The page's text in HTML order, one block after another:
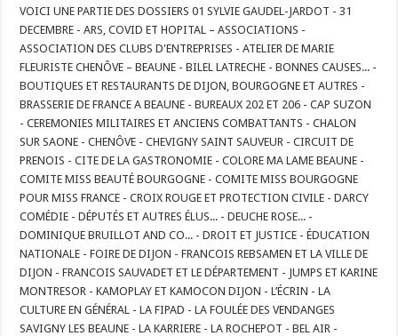
VOICI UNE PARTIE DES DOSSIERS 01 SYLVIE GAUDEL-JARDOT - 31
DECEMBRE - ARS, COVID ET HOPITAL – ASSOCIATIONS -
ASSOCIATION DES CLUBS D'ENTREPRISES - ATELIER DE MARIE
FLEURISTE CHENÔVE – BEAUNE - BILEL LATRECHE - BONNES CAUSES... -
BOUTIQUES ET RESTAURANTS DE DIJON, BOURGOGNE ET AUTRES -
BRASSERIE DE FRANCE A BEAUNE - BUREAUX 202 ET 206 - CAP SUZON
- CEREMONIES MILITAIRES ET ANCIENS COMBATTANTS - CHALON
SUR SAONE - CHENÔVE - CHEVIGNY SAINT SAUVEUR - CIRCUIT DE
PRENOIS - CITE DE LA GASTRONOMIE - COLORE MA LAME BEAUNE -
COMITE MISS BEAUTÉ BOURGOGNE - COMITE MISS BOURGOGNE
POUR MISS FRANCE - CROIX ROUGE ET PROTECTION CIVILE - DARCY
COMÉDIE - DÉPUTÉS ET AUTRES ÉLUS... - DEUCHE ROSE... -
DOMINIQUE BRUILLOT AND CO... - DROIT ET JUSTICE - ÉDUCATION
NATIONALE - FOIRE DE DIJON - FRANCOIS REBSAMEN ET LA VILLE DE
DIJON - FRANCOIS SAUVADET ET LE DÉPARTEMENT - JUMPS ET KARINE
MONTRESOR - KAMOPLAY ET KAMOCON DIJON - L’ÉCRIN - LA
CULTURE EN GÉNÉRAL - LA FIPAD - LA FOULÉE DES VENDANGES
SAVIGNY LES BEAUNE - LA KARRIERE - LA ROCHEPOT - BEL AIR -